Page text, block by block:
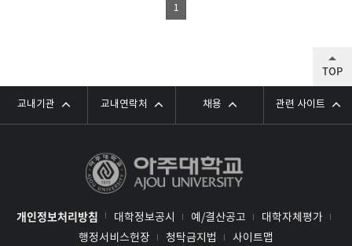
1
교내기관 교내연락처 채용 관련 사이트
개인정보처리방침 대학정보공시 예/결산공고
대학자체평가
행정서비스헌장
청탁금지법 사이트맵
TOP